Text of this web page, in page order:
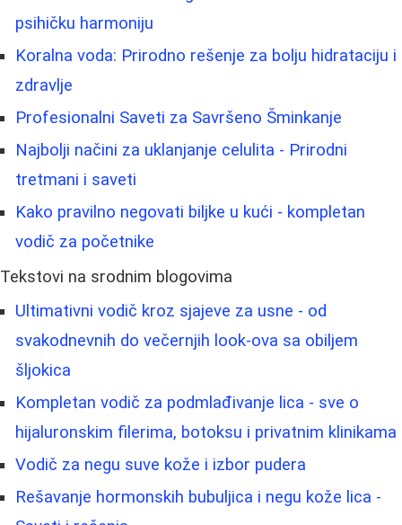
psihičku harmoniju
Koralna voda: Prirodno rešenje za bolju hidrataciju i
zdravlje
Profesionalni Saveti za Savršeno Šminkanje
Najbolji načini za uklanjanje celulita - Prirodni
tretmani i saveti
Kako pravilno negovati biljke u kući - kompletan
vodič za početnike
Tekstovi na srodnim blogovima
Ultimativni vodič kroz sjajeve za usne - od
svakodnevnih do večernjih look-ova sa obiljem
šljokica
Kompletan vodič za podmlađivanje lica - sve o
hijaluronskim filerima, botoksu i privatnim klinikama
Vodič za negu suve kože i izbor pudera
Rešavanje hormonskih bubuljica i negu kože lica -